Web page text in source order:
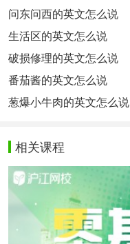
问东问西的英文怎么说
生活区的英文怎么说
破损修理的英文怎么说
番茄酱的英文怎么说
葱爆小牛肉的英文怎么说
相关课程